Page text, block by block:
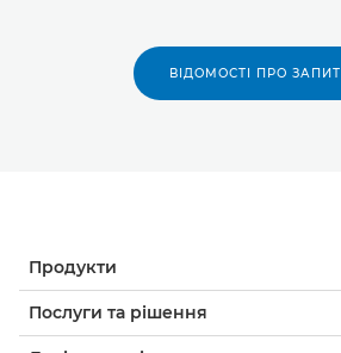
ВІДОМОСТІ ПРО ЗАПИТ
Продукти
Послуги та рішення